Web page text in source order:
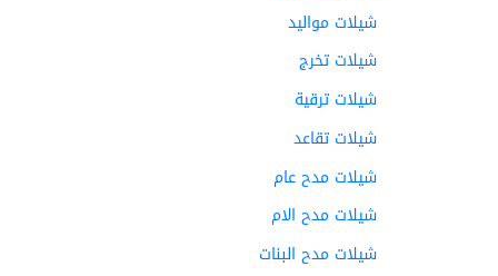
شيلات مواليد
شيلات تخرج
شيلات ترقية
شيلات تقاعد
شيلات مدح عام
شيلات مدح الام
شيلات مدح البنات